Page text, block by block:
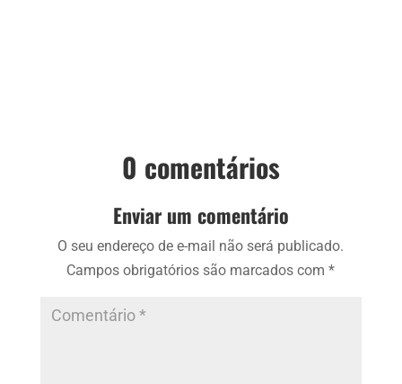
0 comentários
Enviar um comentário
O seu endereço de e-mail não será publicado.
Campos obrigatórios são marcados com*